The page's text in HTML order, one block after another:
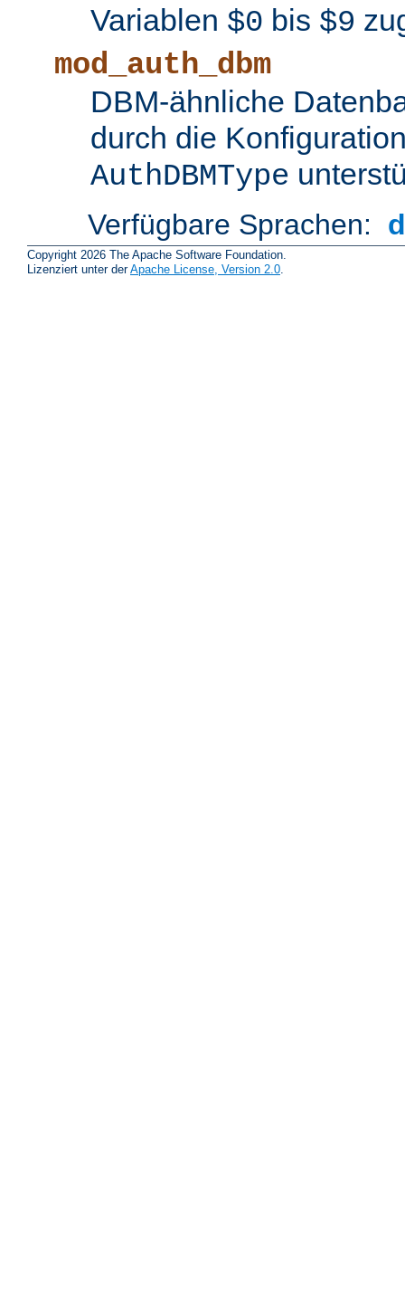
Variablen $0 bis $9
mod_auth_dbm
DBM-ähnliche
durch die
AuthDBMType
Verfügbare Sprachen:
Copyright 2026 The Apache Software Foundation.
Lizenziert unter derApache License, Version 2.0.